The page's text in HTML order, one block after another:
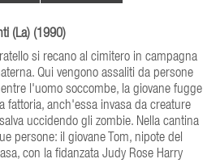
(La) (1990)
si recano al cimitero in campagna
Qui vengono assaliti da persone
l'uomo soccombe, la giovane fugge
fattoria, anch'essa invasa da creature
uccidendo gli zombie. Nella cantina
persone: il giovane Tom, nipote del
con la fidanzata Judy Rose Harry